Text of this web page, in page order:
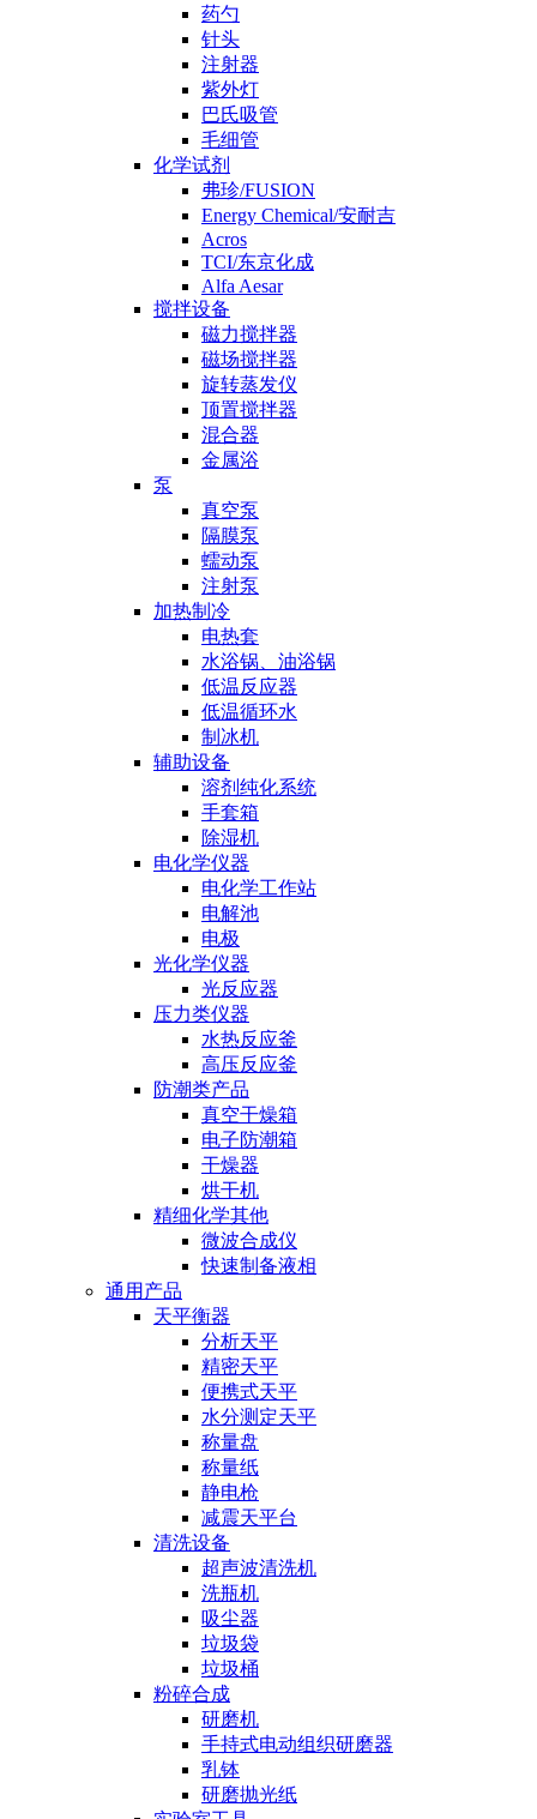
药勺
针头
注射器
紫外灯
巴氏吸管
毛细管
化学试剂
弗珍/FUSION
Energy Chemical/安耐吉
Acros
TCI/东京化成
Alfa Aesar
搅拌设备
磁力搅拌器
磁场搅拌器
旋转蒸发仪
顶置搅拌器
混合器
金属浴
泵
真空泵
隔膜泵
蠕动泵
注射泵
加热制冷
电热套
水浴锅、油浴锅
低温反应器
低温循环水
制冰机
辅助设备
溶剂纯化系统
手套箱
除湿机
电化学仪器
电化学工作站
电解池
电极
光化学仪器
光反应器
压力类仪器
水热反应釜
高压反应釜
防潮类产品
真空干燥箱
电子防潮箱
干燥器
烘干机
精细化学其他
微波合成仪
快速制备液相
通用产品
天平衡器
分析天平
精密天平
便携式天平
水分测定天平
称量盘
称量纸
静电枪
减震天平台
清洗设备
超声波清洗机
洗瓶机
吸尘器
垃圾袋
垃圾桶
粉碎合成
研磨机
手持式电动组织研磨器
乳钵
研磨抛光纸